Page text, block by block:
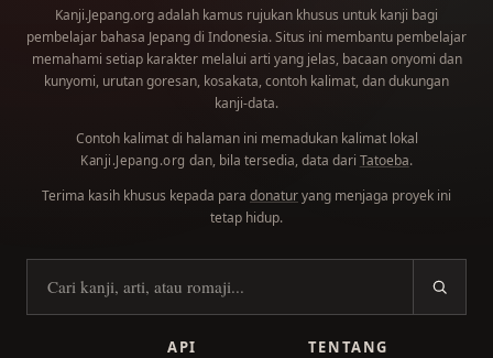
Kanji.Jepang.org adalah kamus rujukan khusus untuk kanji bagi
pembelajar bahasa Jepang di Indonesia. Situs ini membantu pembelajar
memahami setiap karakter melalui arti yang jelas, bacaan onyomi dan
kunyomi, urutan goresan, kosakata, contoh kalimat, dan dukungan
kanji-data.
Contoh kalimat di halaman ini memadukan kalimat lokal
Kanji.Jepang.org dan, bila tersedia, data dari Tatoeba.
Terima kasih khusus kepada para donaturyang menjaga proyek ini
tetap hidup.
Cari kanji
API TENTANG